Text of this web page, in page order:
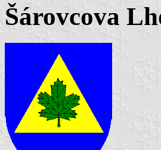
Šárovcova